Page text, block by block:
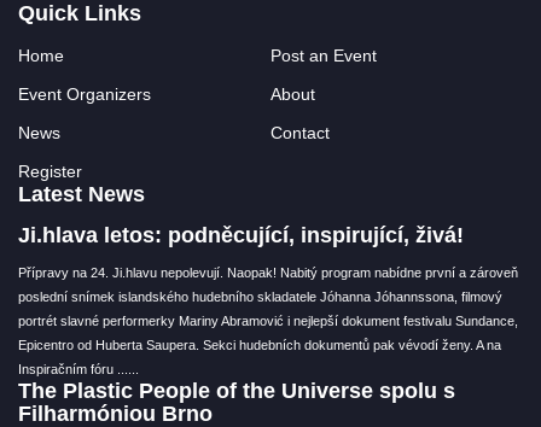
Quick Links
Home
Post an Event
Event Organizers
About
News
Contact
Register
Latest News
Ji.hlava letos: podněcující, inspirující, živá!
Přípravy na 24. Ji.hlavu nepolevují. Naopak! Nabitý program nabídne první a zároveň
poslední snímek islandského hudebního skladatele Jóhanna Jóhannssona, filmový
portrét slavné performerky Mariny Abramović i nejlepší dokument festivalu Sundance,
Epicentro od Huberta Saupera. Sekci hudebních dokumentů pak vévodí ženy. A na
Inspiračním fóru ...
The Plastic People of the Universe spolu s
Filharmóniou Brno